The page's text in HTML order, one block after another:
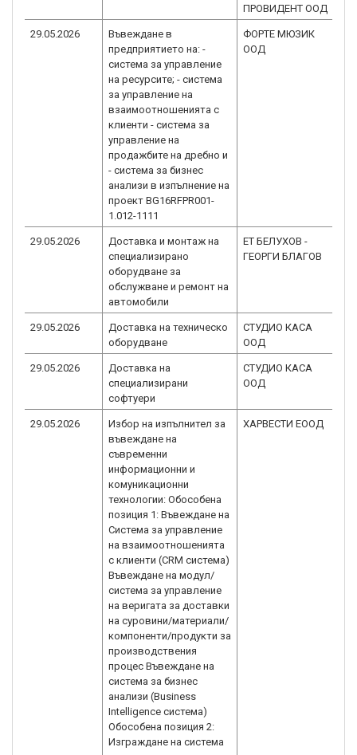
ПРОВИДЕНТ ООД
29.05.2026
Въвеждане в
предприятието на: -
система за управление
на ресурсите; - система
за управление на
взаимоотношенията с
клиенти - система за
управление на
продажбите на дребно и
- система за бизнес
анализи в изпълнение на
проект BG16RFPR001-
1.012-1111
ФОРТЕ МЮЗИК
ООД
29.05.2026
Доставка и монтаж на
специализирано
оборудване за
обслужване и ремонт на
автомобили
ЕТ БЕЛУХОВ -
ГЕОРГИ БЛАГОВ
29.05.2026
Доставка на техническо
оборудване
СТУДИО КАСА
ООД
29.05.2026
Доставка на
специализирани
софтуери
СТУДИО КАСА
ООД
29.05.2026
Избор на изпълнител за
въвеждане на
съвременни
информационни и
комуникационни
технологии: Обособена
позиция 1: Въвеждане на
Система за управление
на взаимоотношенията
с клиенти (CRM система)
Въвеждане на модул/
система за управление
на веригата за доставки
на суровини/материали/
компоненти/продукти за
производствения
процес Въвеждане на
система за бизнес
анализи (Business
Intelligence система)
Обособена позиция 2:
Изграждане на система
ХАРВЕСТИ ЕООД